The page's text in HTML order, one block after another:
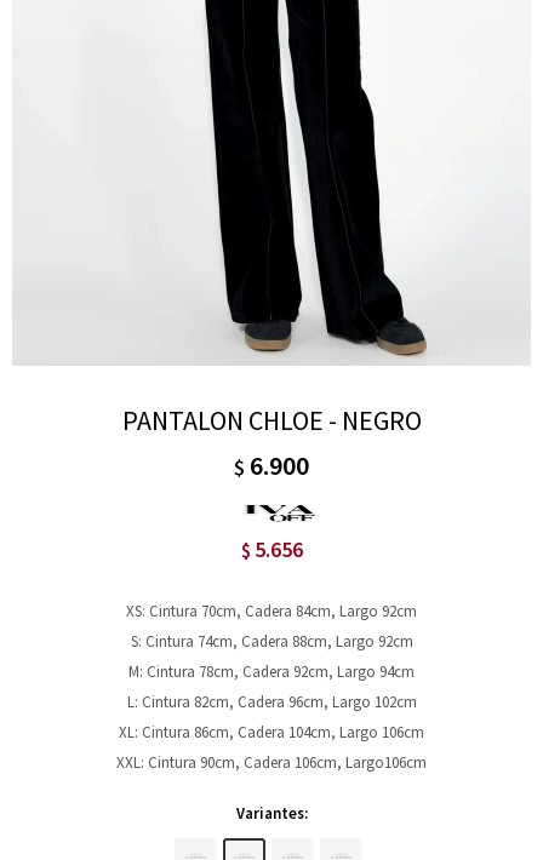
PANTALON CHLOE - NEGRO
$ 6.900
$ 5.656
XS: Cintura 70cm, Cadera 84cm, Largo 92cm
S: Cintura 74cm, Cadera 88cm, Largo 92cm
M: Cintura 78cm, Cadera 92cm, Largo 94cm
L: Cintura 82cm, Cadera 96cm, Largo 102cm
XL: Cintura 86cm, Cadera 104cm, Largo 106cm
XXL: Cintura 90cm, Cadera 106cm, Largo106cm
Variantes: